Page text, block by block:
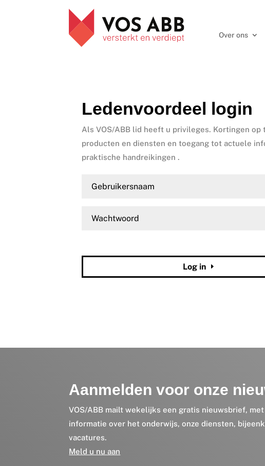
Over ons
Ledenvoordeel login
Als VOS/ABB lid heeft u privileges. Kortingen op
producten en diensten en toegang tot actuele
praktische handreikingen .
Log in
Aanmelden voor onze
VOS/ABB mailt wekelijks een gratis nieuwsbrief,
informatie over het onderwijs, onze diensten,
vacatures.
Meld u nu aan